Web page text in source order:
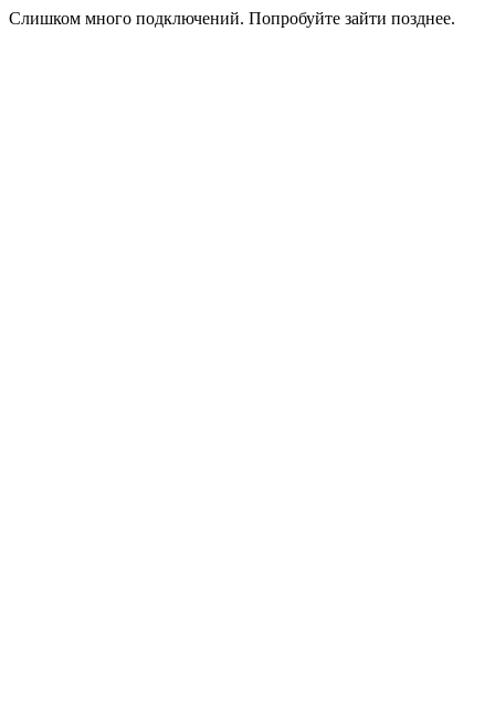
Слишком много подключений. Попробуйте зайти позднее.